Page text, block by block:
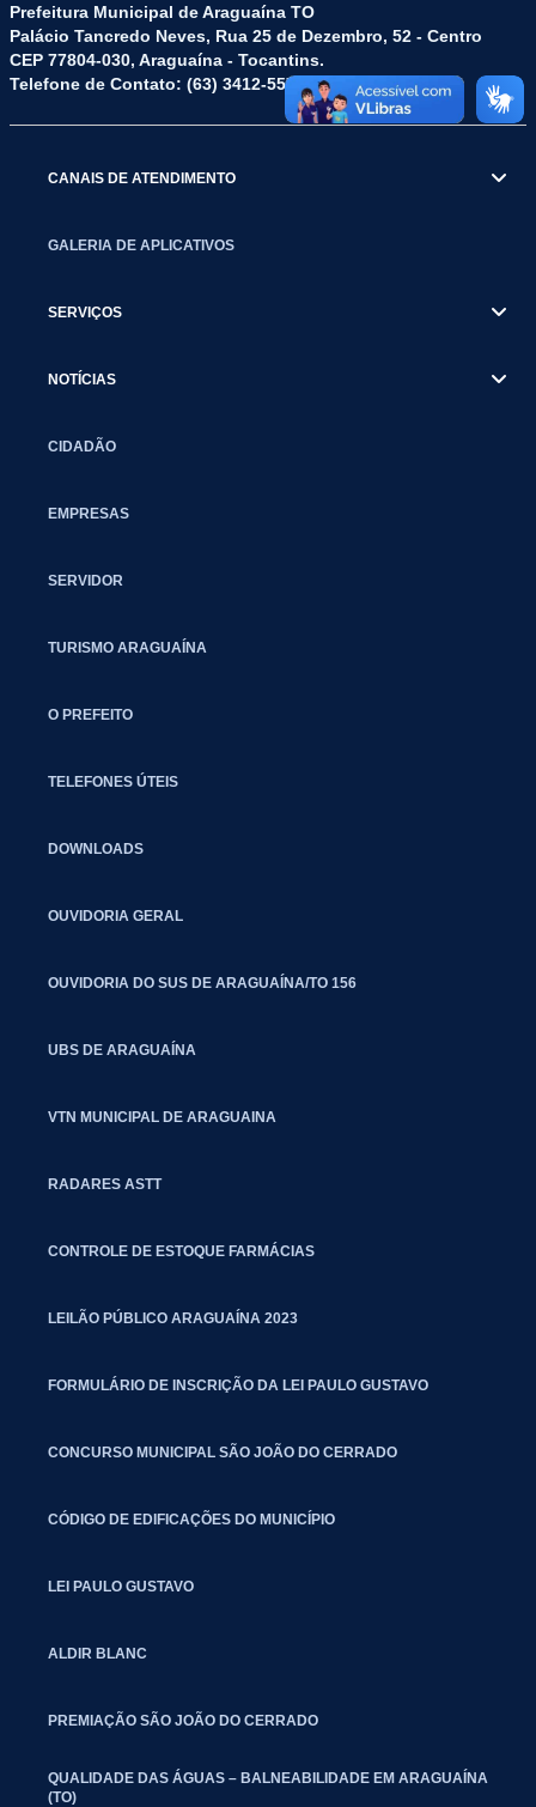
Prefeitura Municipal de Araguaína TO
Palácio Tancredo Neves, Rua 25 de Dezembro, 52 - Centro
CEP 77804-030, Araguaína - Tocantins.
Telefone de Contato: (63) 3412-5572
CANAIS DE ATENDIMENTO
GALERIA DE APLICATIVOS
SERVIÇOS
NOTÍCIAS
CIDADÃO
EMPRESAS
SERVIDOR
TURISMO ARAGUAÍNA
O PREFEITO
TELEFONES ÚTEIS
DOWNLOADS
OUVIDORIA GERAL
OUVIDORIA DO SUS DE ARAGUAÍNA/TO 156
UBS DE ARAGUAÍNA
VTN MUNICIPAL DE ARAGUAINA
RADARES ASTT
CONTROLE DE ESTOQUE FARMÁCIAS
LEILÃO PÚBLICO ARAGUAÍNA 2023
FORMULÁRIO DE INSCRIÇÃO DA LEI PAULO GUSTAVO
CONCURSO MUNICIPAL SÃO JOÃO DO CERRADO
CÓDIGO DE EDIFICAÇÕES DO MUNICÍPIO
LEI PAULO GUSTAVO
ALDIR BLANC
PREMIAÇÃO SÃO JOÃO DO CERRADO
QUALIDADE DAS ÁGUAS – BALNEABILIDADE EM ARAGUAÍNA
(TO)